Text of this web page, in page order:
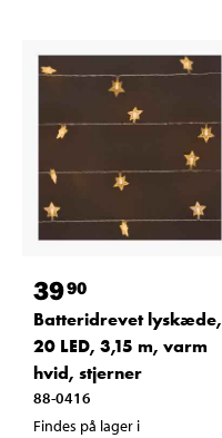
3990
Batteridrevet lyskæde,
20 LED, 3,15 m, varm
hvid, stjerner
88-0416
Findes på lager i